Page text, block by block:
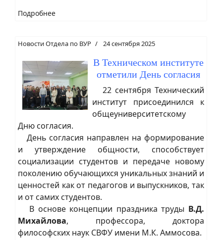
Подробнее
Новости Отдела по ВУР 24 сентября 2025
В Техническом институте
отметили День согласия
22 сентября Технический
институт присоединился к
общеуниверситетскому
Дню согласия.
День согласия направлен на формирование
и утверждение общности, способствует
социализации студентов и передаче новому
поколению обучающихся уникальных знаний и
ценностей как от педагогов и выпускников, так
и от самих студентов.
В основе концепции праздника труды В.Д.
Михайлова, профессора, доктора
философских наук СВФУ имени М.К. Аммосова.